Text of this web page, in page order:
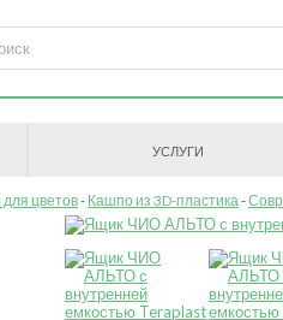
УСЛУГИ
цветов Кашпо из 3D-пластика